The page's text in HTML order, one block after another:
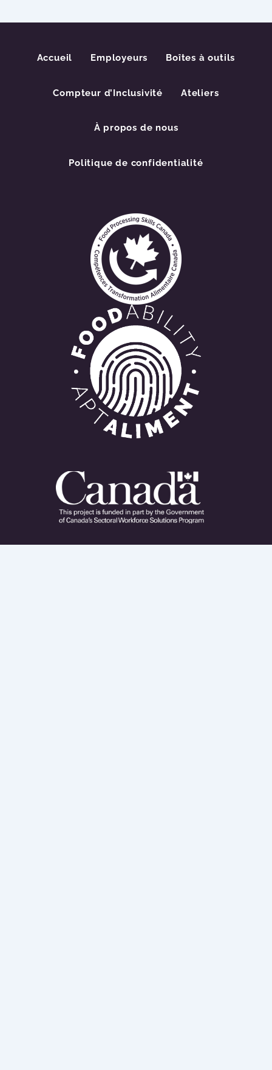
Accueil Employeurs Boîtes à outils
Compteur d’Inclusivité Ateliers
À propos de nous
Politique de confidentialité